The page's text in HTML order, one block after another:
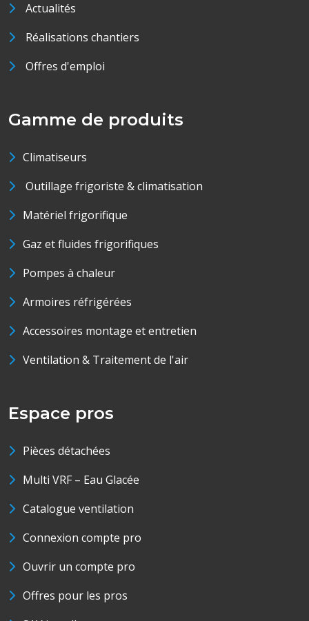
Actualités
Réalisations chantiers
Offres d'emploi
Gamme de produits
Climatiseurs
Outillage frigoriste & climatisation
Matériel frigorifique
Gaz et fluides frigorifiques
Pompes à chaleur
Armoires réfrigérées
Accessoires montage et entretien
Ventilation & Traitement de l'air
Espace pros
Pièces détachées
Multi VRF – Eau Glacée
Catalogue ventilation
Connexion compte pro
Ouvrir un compte pro
Offres pour les pros